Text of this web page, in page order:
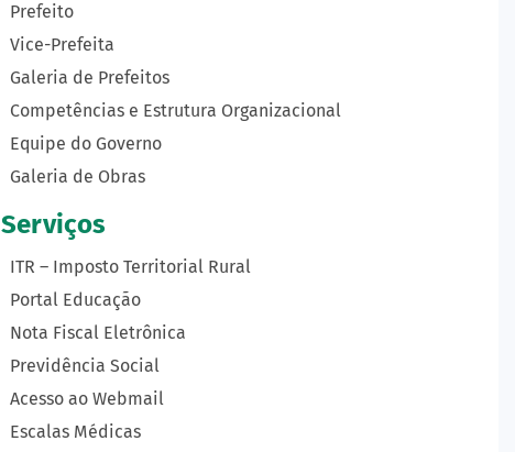
Prefeito
Vice-Prefeita
Galeria de Prefeitos
Competências e Estrutura Organizacional
Equipe do Governo
Galeria de Obras
Serviços
ITR – Imposto Territorial Rural
Portal Educação
Nota Fiscal Eletrônica
Previdência Social
Acesso ao Webmail
Escalas Médicas